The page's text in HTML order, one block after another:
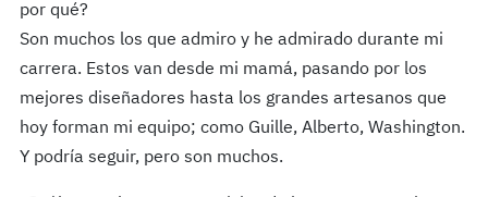
por qué?
Son muchos los que admiro y he admirado durante mi
carrera. Estos van desde mi mamá, pasando por los
mejores diseñadores hasta los grandes artesanos que
hoy forman mi equipo; como Guille, Alberto, Washington.
Y podría seguir, pero son muchos.